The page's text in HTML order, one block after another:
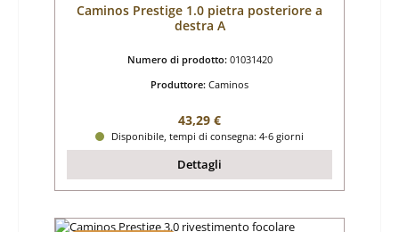
Caminos Prestige 1.0 pietra posteriore a
destra A
Numero di prodotto: 01031420
Produttore: Caminos
Prezzo normale:
43,29 €
Disponibile, tempi di consegna: 4-6 giorni
Dettagli